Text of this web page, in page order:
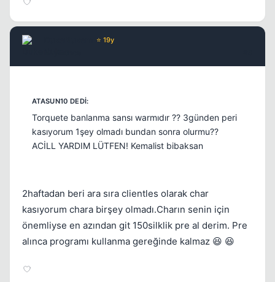
⭐ 19y
Torquete banlanma sansı warmıdır ?? 3günden peri
kasıyorum 1şey olmadı bundan sonra olurmu??
ACİLL YARDIM LÜTFEN! Kemalist bibaksan
2haftadan beri ara sıra clientles olarak char
kasıyorum chara birşey olmadı.Charın senin için
önemliyse en azından git 150silklik pre al derim. Pre
alınca programı kullanma gereğinde kalmaz 😆 😆